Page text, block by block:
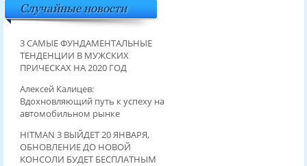
Случайные новости
3 САМЫЕ ФУНДАМЕНТАЛЬНЫЕ
ТЕНДЕНЦИИ В МУЖСКИХ
ПРИЧЕСКАХ НА 2020 ГОД
Алексей Калицев:
Вдохновляющий путь к успеху на
автомобильном рынке
HITMAN 3 ВЫЙДЕТ 20 ЯНВАРЯ,
ОБНОВЛЕНИЕ ДО НОВОЙ
КОНСОЛИ БУДЕТ БЕСПЛАТНЫМ